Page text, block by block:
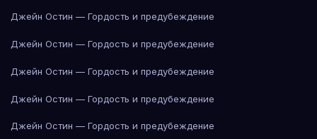
Джейн Остин — Гордость и предубеждение
Джейн Остин — Гордость и предубеждение
Джейн Остин — Гордость и предубеждение
Джейн Остин — Гордость и предубеждение
Джейн Остин — Гордость и предубеждение